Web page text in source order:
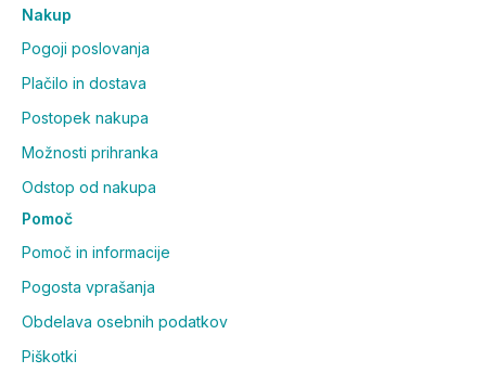
Nakup
Pogoji poslovanja
Plačilo in dostava
Postopek nakupa
Možnosti prihranka
Odstop od nakupa
Pomoč
Pomoč in informacije
Pogosta vprašanja
Obdelava osebnih podatkov
Piškotki